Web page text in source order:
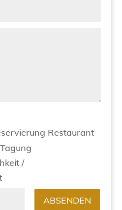
Restaurant
/
ABSENDEN